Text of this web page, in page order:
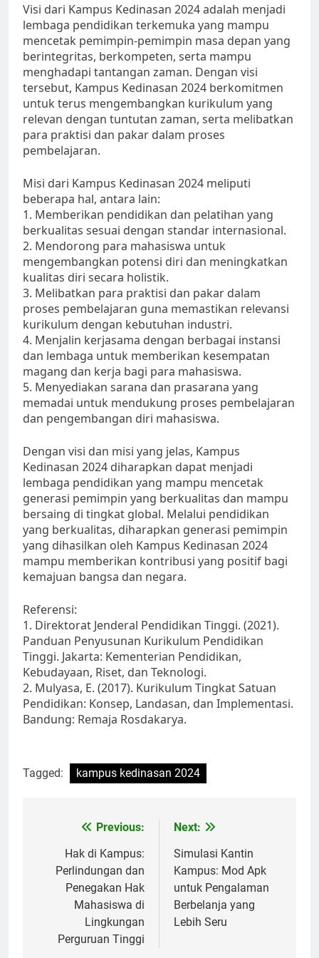
Visi dari Kampus Kedinasan 2024 adalah menjadi
lembaga pendidikan terkemuka yang mampu
mencetak pemimpin-pemimpin masa depan yang
berintegritas, berkompeten, serta mampu
menghadapi tantangan zaman. Dengan visi
tersebut, Kampus Kedinasan 2024 berkomitmen
untuk terus mengembangkan kurikulum yang
relevan dengan tuntutan zaman, serta melibatkan
para praktisi dan pakar dalam proses
pembelajaran.
Misi dari Kampus Kedinasan 2024 meliputi
beberapa hal, antara lain:
1. Memberikan pendidikan dan pelatihan yang
berkualitas sesuai dengan standar internasional.
2. Mendorong para mahasiswa untuk
mengembangkan potensi diri dan meningkatkan
kualitas diri secara holistik.
3. Melibatkan para praktisi dan pakar dalam
proses pembelajaran guna memastikan relevansi
kurikulum dengan kebutuhan industri.
4. Menjalin kerjasama dengan berbagai instansi
dan lembaga untuk memberikan kesempatan
magang dan kerja bagi para mahasiswa.
5. Menyediakan sarana dan prasarana yang
memadai untuk mendukung proses pembelajaran
dan pengembangan diri mahasiswa.
Dengan visi dan misi yang jelas, Kampus
Kedinasan 2024 diharapkan dapat menjadi
lembaga pendidikan yang mampu mencetak
generasi pemimpin yang berkualitas dan mampu
bersaing di tingkat global. Melalui pendidikan
yang berkualitas, diharapkan generasi pemimpin
yang dihasilkan oleh Kampus Kedinasan 2024
mampu memberikan kontribusi yang positif bagi
kemajuan bangsa dan negara.
Referensi:
1. Direktorat Jenderal Pendidikan Tinggi. (2021).
Panduan Penyusunan Kurikulum Pendidikan
Tinggi. Jakarta: Kementerian Pendidikan,
Kebudayaan, Riset, dan Teknologi.
2. Mulyasa, E. (2017). Kurikulum Tingkat Satuan
Pendidikan: Konsep, Landasan, dan Implementasi.
Bandung: Remaja Rosdakarya.
Tagged: kampus kedinasan 2024
navigation
Previous:
Hak di Kampus:
Perlindungan dan
Penegakan Hak
Mahasiswa di
Lingkungan
Perguruan Tinggi
Next:
Simulasi Kantin
Kampus: Mod Apk
untuk Pengalaman
Berbelanja yang
Lebih Seru